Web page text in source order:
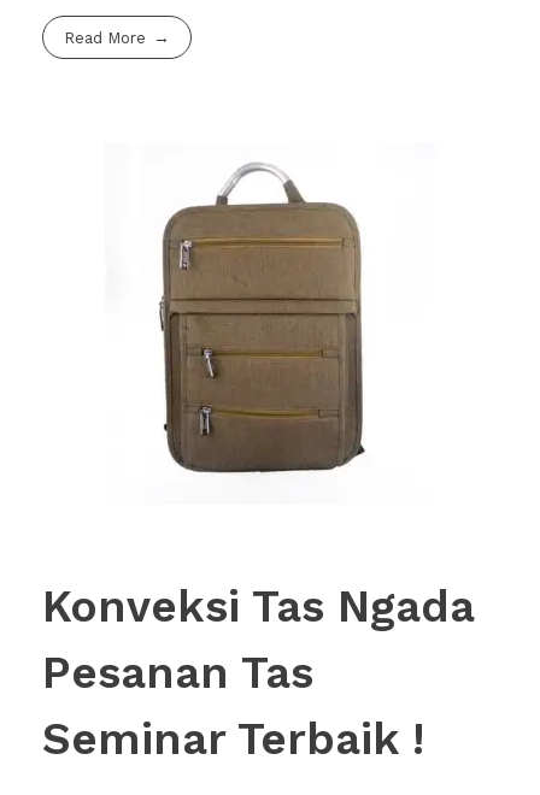
Read More
Konveksi Tas Ngada
Pesanan Tas
Seminar Terbaik !